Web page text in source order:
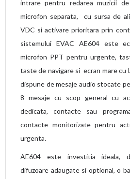
intrare pentru redarea muzicii
microfon separata, cu sursa de
VDC si activare prioritara prin
sistemului EVAC AE604 este
microfon PPT pentru urgente,
taste de navigare si ecran mare cu
dispune de mesaje audio stocate
8 mesaje cu scop general cu
dedicata, contacte sau
contacte monitorizate pentru
urgenta.
AE604 este investitia ideala,
difuzoare adaugate si optional, o